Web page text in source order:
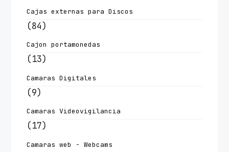
Cajas externas para Discos
(84)
Cajon portamonedas
(13)
Camaras Digitales
(9)
Camaras Videovigilancia
(17)
Camaras web - Webcams